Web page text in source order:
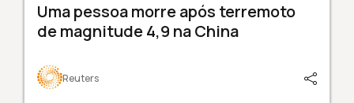
Uma pessoa morre após terremoto
de magnitude 4,9 na China
Reuters